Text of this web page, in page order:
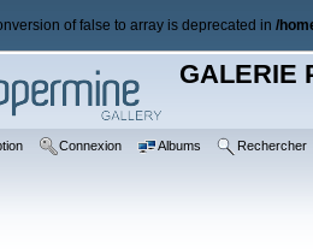
of false to array is deprecated in /
GALERIE
Connexion Albums Rechercher